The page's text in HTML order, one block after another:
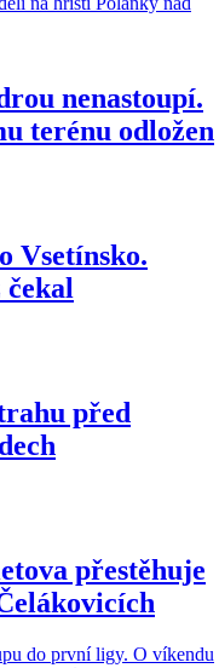
nenastoupí.
terénu odložen
Vsetínsko.
před
přestěhuje